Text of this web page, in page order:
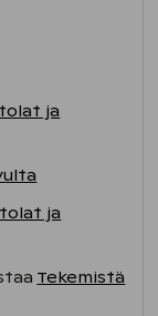
ja
ja
Tekemistä